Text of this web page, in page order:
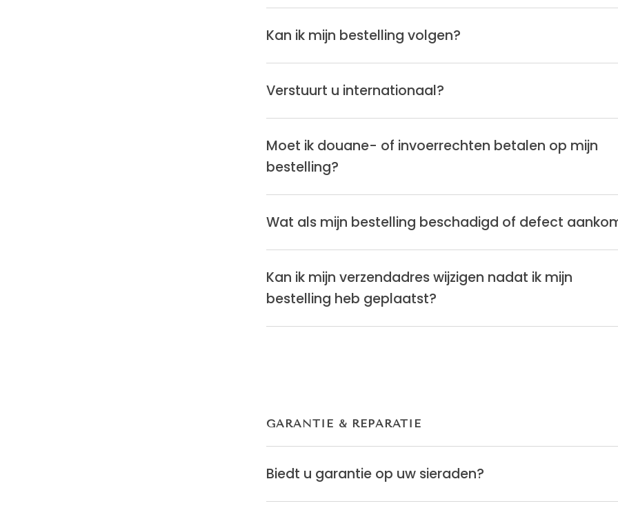
Kan ik mijn bestelling volgen?
Verstuurt u internationaal?
Moet ik douane- of invoerrechten betalen op mijn
bestelling?
Wat als mijn bestelling beschadigd of defect
Kan ik mijn verzendadres wijzigen nadat ik mijn
bestelling heb geplaatst?
GARANTIE & REPARATIE
Biedt u garantie op uw sieraden?